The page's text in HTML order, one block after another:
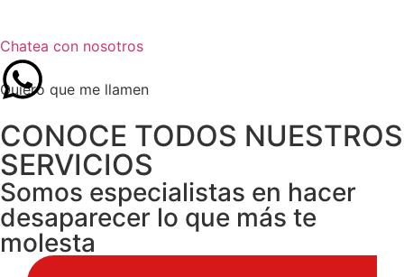
Chatea con nosotros
Quiero que me llamen
CONOCE TODOS NUESTROS
SERVICIOS
Somos especialistas en hacer
desaparecer lo que más te
molesta